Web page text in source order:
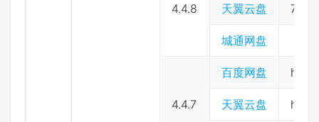
4.4.8 天翼云盘 7by0
城通网盘
4.4.7
百度网盘 hfce
天翼云盘 hxe6